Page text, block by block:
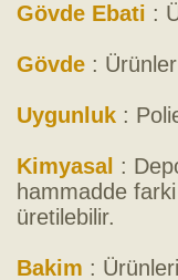
Gövde Ebati :
Gövde :
Uygunluk :
Kimyasal :
hammadde
üretilebilir.
Bakim :